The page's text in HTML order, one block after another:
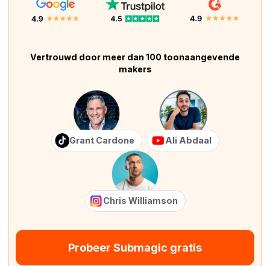
Vertrouwd door meer dan 100 toonaangevende
makers
Grant Cardone Ali Abdaal
Chris Williamson
Probeer Submagic gratis